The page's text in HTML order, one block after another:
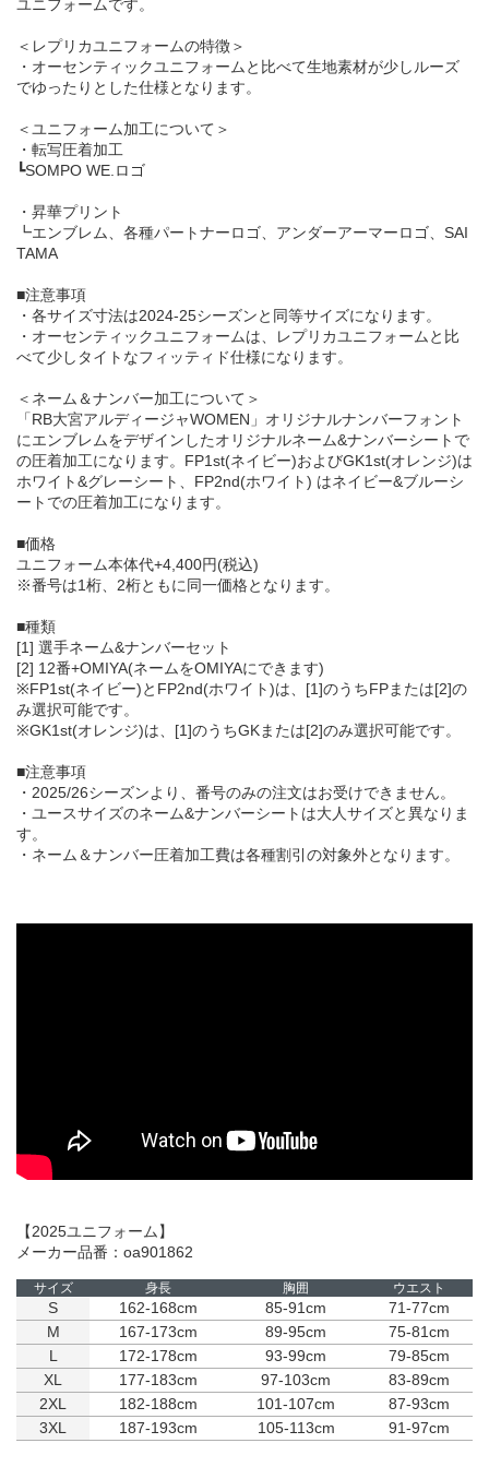
ユニフォームです。
＜レプリカユニフォームの特徴＞
・オーセンティックユニフォームと比べて生地素材が少しルーズ
でゆったりとした仕様となります。
＜ユニフォーム加工について＞
・転写圧着加工
┗SOMPO WE.ロゴ
・昇華プリント
┗エンブレム、各種パートナーロゴ、アンダーアーマーロゴ、SAI
TAMA
■注意事項
・各サイズ寸法は2024-25シーズンと同等サイズになります。
・オーセンティックユニフォームは、レプリカユニフォームと比
べて少しタイトなフィッティド仕様になります。
＜ネーム＆ナンバー加工について＞
「RB大宮アルディージャWOMEN」オリジナルナンバーフォント
にエンブレムをデザインしたオリジナルネーム&ナンバーシートで
の圧着加工になります。FP1st(ネイビー)およびGK1st(オレンジ)は
ホワイト&グレーシート、FP2nd(ホワイト) はネイビー&ブルーシ
ートでの圧着加工になります。
■価格
ユニフォーム本体代+4,400円(税込)
※番号は1桁、2桁ともに同一価格となります。
■種類
[1] 選手ネーム&ナンバーセット
[2] 12番+OMIYA(ネームをOMIYAにできます)
※FP1st(ネイビー)とFP2nd(ホワイト)は、[1]のうちFPまたは[2]の
み選択可能です。
※GK1st(オレンジ)は、[1]のうちGKまたは[2]のみ選択可能です。
■注意事項
・2025/26シーズンより、番号のみの注文はお受けできません。
・ユースサイズのネーム&ナンバーシートは大人サイズと異なりま
す。
・ネーム＆ナンバー圧着加工費は各種割引の対象外となります。
【2025ユニフォーム】
メーカー品番：oa901862
サイズ 身長 胸囲 ウエスト
S 162-168cm 85-91cm
71-77cm
M
167-173cm 89-95cm
75-81cm
L
172-178cm 93-99cm
79-85cm
XL
177-183cm 97-103cm
83-89cm
2XL
182-188cm 101-107cm
87-93cm
3XL
187-193cm 105-113cm 91-97cm